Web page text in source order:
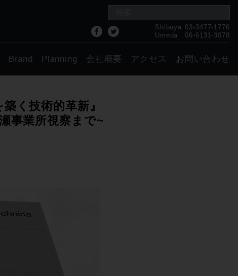
Shibuya 03-3477-1776
Umeda
06-6131-3078
Brand Planning 会社概要 アクセス お問い合わせ
く技術的革新』
事業所視察まで~